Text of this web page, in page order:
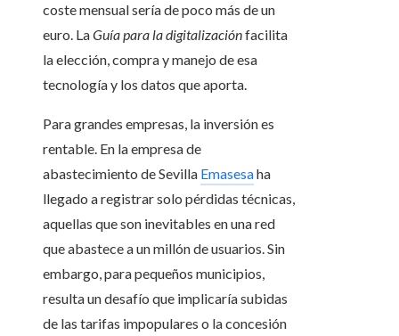
coste mensual sería de poco más de un
euro. LaGuía para la digitalizaciónfacilita
la elección, compra y manejo de esa
tecnología y los datos que aporta.
Para grandes empresas, la inversión es
rentable. En la empresa de
abastecimiento de Sevilla Emasesaha
llegado a registrar solo pérdidas técnicas,
aquellas que son inevitables en una red
que abastece a un millón de usuarios. Sin
embargo, para pequeños municipios,
resulta un desafío que implicaría subidas
de las tarifas impopulares o la concesión